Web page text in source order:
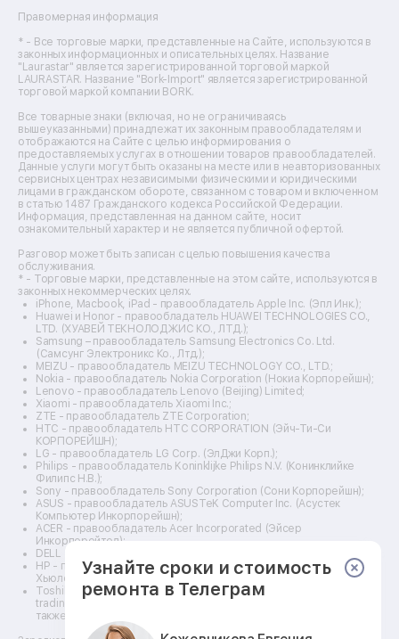
Ремонт фенов
Ремонт цифровых биноклей
Ремонт тепловизоров
Ремонт массажных кресел
Ремонт водонагревателей
Ремонт вытяжек
Ремонт источников бесперебойного питания
Ремонт пароварок
Ремонт микшерных пультов
Ремонт dj-пультов
Ремонт кухонных плит
Ремонт стедикамов
Ремонт оптических прицелов
Ремонт электровелосипедов
Ремонт видеокамер
Ремонт эхолотов
Ремонт 3d-принтеров
Ремонт прицелов ночного видения
Ремонт винных шкафов
Ремонт выпрямителей
Ремонт сушилок для рук
Ремонт дальномеров
Ремонт снегоуборщиков
Правомерная информация
* - Все торговые марки, представленные на Сайте, используются в
законных информационных и описательных целях. Название
"Laurastar" является зарегистрированной торговой маркой
LAURASTAR. Название "Bork-Import" является зарегистрированной
торговой маркой компании BORK.
Все товарные знаки (включая, но не ограничиваясь
вышеуказанными) принадлежат их законным правообладателям и
отображаются на Сайте с целью информирования о
предоставляемых услугах в отношении товаров правообладателей.
Данные услуги могут быть оказаны на месте или в неавторизованных
сервисных центрах независимыми физическими и юридическими
лицами в гражданском обороте, связанном с товаром и включенном
в статью 1487 Гражданского кодекса Российской Федерации.
Информация, представленная на данном сайте, носит
ознакомительный характер и не является публичной офертой.
Разговор может быть записан с целью повышения качества
обслуживания.
* - Торговые марки, представленные на этом сайте, используются в
законных некоммерческих целях.
iPhone, Macbook, iPad - правообладатель Apple Inc. (Эпл Инк.);
Huawei и Honor - правообладатель HUAWEI TECHNOLOGIES CO.,
LTD. (ХУАВЕЙ ТЕКНОЛОДЖИС КО., ЛТД.);
Samsung – правообладатель Samsung Electronics Co. Ltd.
(Самсунг Электроникс Ко., Лтд.);
MEIZU - правообладатель MEIZU TECHNOLOGY CO., LTD.;
Nokia - правообладатель Nokia Corporation (Нокиа Корпорейшн);
Lenovo - правообладатель Lenovo (Beijing) Limited;
Xiaomi - правообладатель Xiaomi Inc.;
ZTE - правообладатель ZTE Corporation;
HTC - правообладатель HTC CORPORATION (Эйч-Ти-Си
КОРПОРЕЙШН);
LG - правообладатель LG Corp. (ЭлДжи Корп.);
Philips - правообладатель Koninklijke Philips N.V. (Конинклийке
Филипс Н.В.);
Sony - правообладатель Sony Corporation (Сони Корпорейшн);
ASUS - правообладатель ASUSTeK Computer Inc. (Асустек
Компьютер Инкорпорейшн);
ACER - правообладатель Acer Incorporated (Эйсер
Инкорпорейтед);
DELL - правообладатель Dell Inc.(Делл Инк.);
HP - правообладатель HP Hewlett-Packard Group LLC (ЭйчПи
Хьюлетт Паккард Груп ЛЛК);
Toshiba - правообладатель KABUSHIKI KAISHA TOSHIBA, also
trading as Toshiba Corporation (КАБУШИКИ КАЙША ТОШИБА
также торгующая как Тосиба Корпорейшн).
Узнайте сроки и стоимость
ремонта в Телеграм